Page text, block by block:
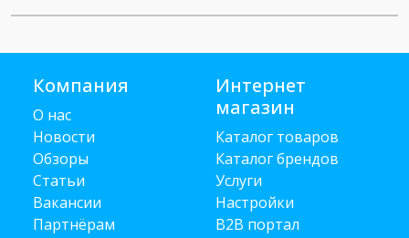
Компания
О нас
Новости
Обзоры
Статьи
Вакансии
Партнёрам
Интернет
магазин
Каталог товаров
Каталог брендов
Услуги
Настройки
B2B портал